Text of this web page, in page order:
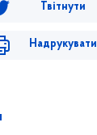
Твітнути
Надрукувати